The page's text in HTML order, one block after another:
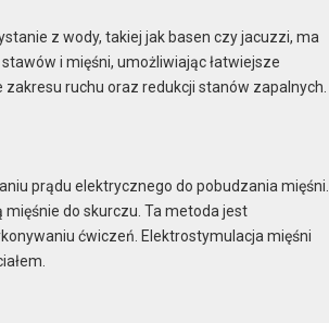
z wody, takiej jak basen czy jacuzzi, ma
i mięśni, umożliwiając łatwiejsze
ruchu oraz redukcji stanów zapalnych.
prądu elektrycznego do pobudzania mięśni.
do skurczu. Ta metoda jest
ćwiczeń. Elektrostymulacja mięśni